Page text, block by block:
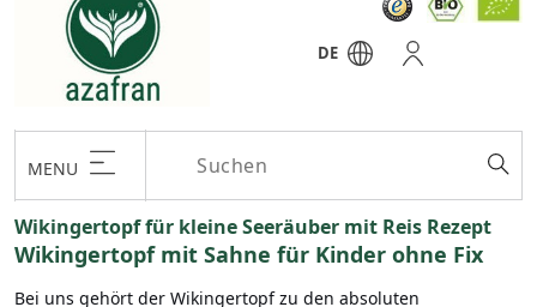
DE
MENU
Wikingertopf für kleine Seeräuber mit Reis Rezept
Wikingertopf mit Sahne für Kinder ohne Fix
Bei uns gehört der Wikingertopf zu den absoluten